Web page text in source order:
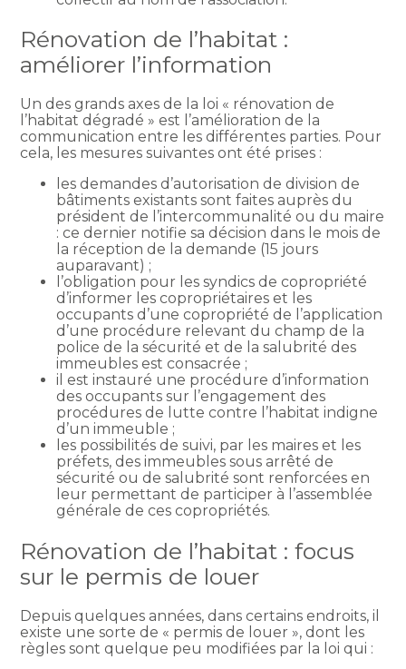
Rénovation de l’habitat :
améliorer l’information
Un des grands axes de la loi « rénovation de
l’habitat dégradé » est l’amélioration de la
communication entre les différentes parties. Pour
cela, les mesures suivantes ont été prises :
les demandes d’autorisation de division de
bâtiments existants sont faites auprès du
président de l’intercommunalité ou du maire
: ce dernier notifie sa décision dans le mois de
la réception de la demande (15 jours
auparavant) ;
l’obligation pour les syndics de copropriété
d’informer les copropriétaires et les
occupants d’une copropriété de l’application
d’une procédure relevant du champ de la
police de la sécurité et de la salubrité des
immeubles est consacrée ;
il est instauré une procédure d’information
des occupants sur l’engagement des
procédures de lutte contre l’habitat indigne
d’un immeuble ;
les possibilités de suivi, par les maires et les
préfets, des immeubles sous arrêté de
sécurité ou de salubrité sont renforcées en
leur permettant de participer à l’assemblée
générale de ces copropriétés.
Rénovation de l’habitat : focus
sur le permis de louer
Depuis quelques années, dans certains endroits, il
existe une sorte de « permis de louer », dont les
règles sont quelque peu modifiées par la loi qui :